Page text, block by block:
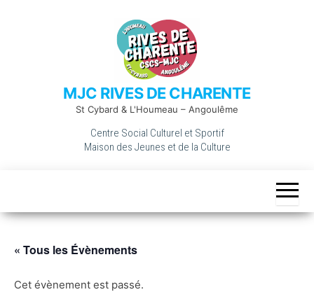
MJC RIVES DE CHARENTE
St Cybard & L'Houmeau – Angoulême
Centre Social Culturel et Sportif
Maison des Jeunes et de la Culture
« Tous les Évènements
Cet évènement est passé.